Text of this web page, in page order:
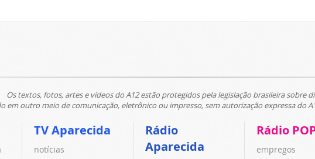
Os textos, fotos, artes e vídeos do A12 estão protegidos pela legislação brasileira sobre
em outro meio de comunicação, eletrônico ou impresso, sem autorização expressa do
TV Aparecida
notícias
Rádio
Aparecida
Rádio
empregos